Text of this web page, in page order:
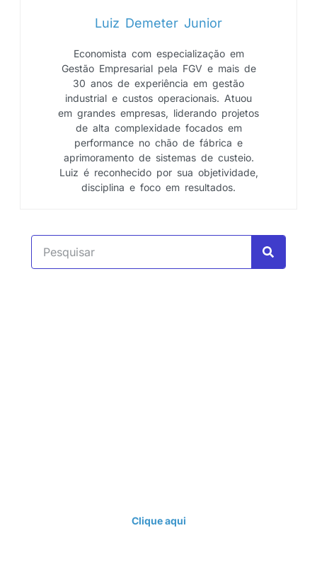
Luiz Demeter Junior
Economista com especialização em
Gestão Empresarial pela FGV e mais de
30 anos de experiência em gestão
industrial e custos operacionais. Atuou
em grandes empresas, liderando projetos
de alta complexidade focados em
performance no chão de fábrica e
aprimoramento de sistemas de custeio.
Luiz é reconhecido por sua objetividade,
disciplina e foco em resultados.
Clique aqui